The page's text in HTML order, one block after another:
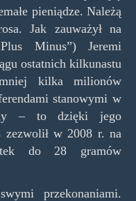
pieniądze. Należą
Jak zauważył na
Minus”) Jeremi
ostatnich kilkunastu
kilka milionów
stanowymi w
– to dzięki jego
zezwolił w 2008 r. na
do 28 gramów
przekonaniami.